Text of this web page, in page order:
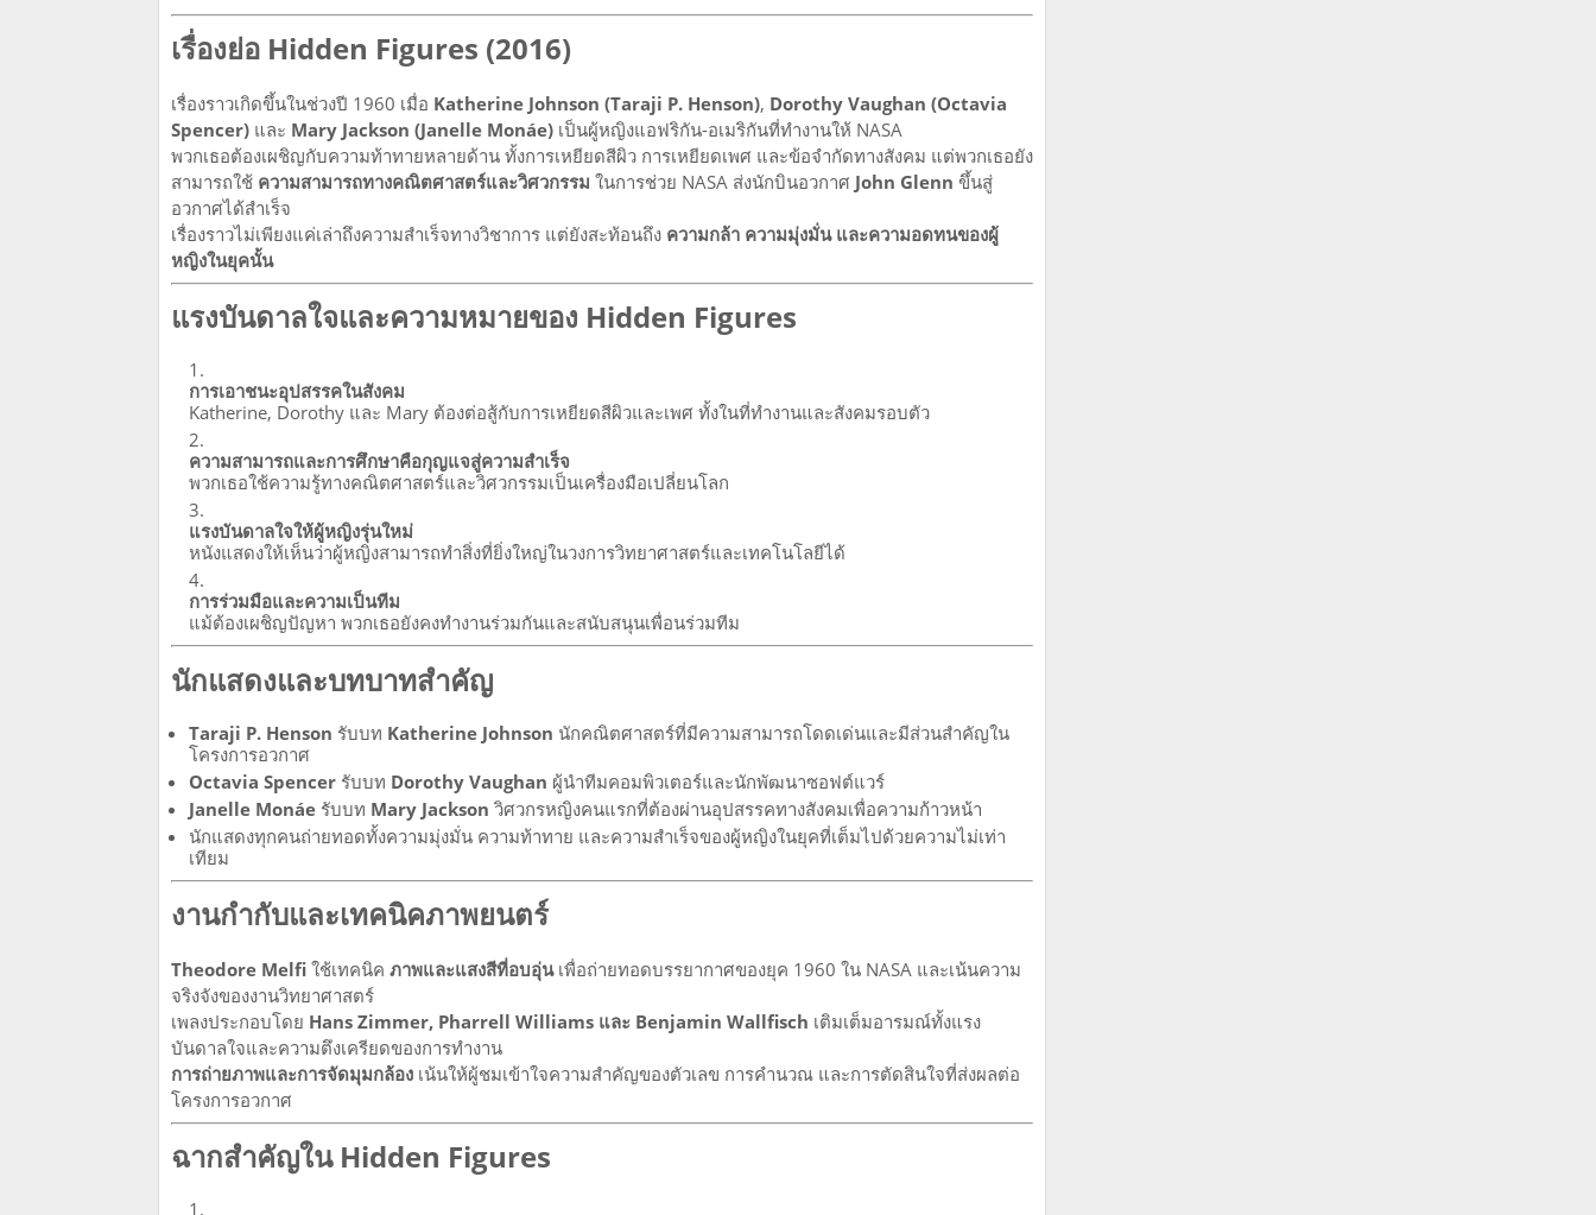
เรื่องย่อ Hidden Figures (2016)
เรื่องราวเกิดขึ้นในช่วงปี 1960 เมื่อ Katherine Johnson (Taraji P. Henson), Dorothy Vaughan (Octavia
Spencer) และ Mary Jackson (Janelle Monáe) เป็นผู้หญิงแอฟริกัน-อเมริกันที่ทำงานให้ NASA
พวกเธอต้องเผชิญกับความท้าทายหลายด้าน ทั้งการเหยียดสีผิว การเหยียดเพศ และข้อจำกัดทางสังคม แต่พวกเธอยัง
สามารถใช้ ความสามารถทางคณิตศาสตร์และวิศวกรรม ในการช่วย NASA ส่งนักบินอวกาศ John Glenn ขึ้นสู่
อวกาศได้สำเร็จ
เรื่องราวไม่เพียงแค่เล่าถึงความสำเร็จทางวิชาการ แต่ยังสะท้อนถึง ความกล้า ความมุ่งมั่น และความอดทนของผู้
หญิงในยุคนั้น
แรงบันดาลใจและความหมายของ Hidden Figures
การเอาชนะอุปสรรคในสังคม
Katherine, Dorothy และ Mary ต้องต่อสู้กับการเหยียดสีผิวและเพศ ทั้งในที่ทำงานและสังคมรอบตัว
ความสามารถและการศึกษาคือกุญแจสู่ความสำเร็จ
พวกเธอใช้ความรู้ทางคณิตศาสตร์และวิศวกรรมเป็นเครื่องมือเปลี่ยนโลก
แรงบันดาลใจให้ผู้หญิงรุ่นใหม่
หนังแสดงให้เห็นว่าผู้หญิงสามารถทำสิ่งที่ยิ่งใหญ่ในวงการวิทยาศาสตร์และเทคโนโลยีได้
การร่วมมือและความเป็นทีม
แม้ต้องเผชิญปัญหา พวกเธอยังคงทำงานร่วมกันและสนับสนุนเพื่อนร่วมทีม
นักแสดงและบทบาทสำคัญ
Taraji P. Henson รับบท Katherine Johnson นักคณิตศาสตร์ที่มีความสามารถโดดเด่นและมีส่วนสำคัญใน
โครงการอวกาศ
Octavia Spencer รับบท Dorothy Vaughan ผู้นำทีมคอมพิวเตอร์และนักพัฒนาซอฟต์แวร์
Janelle Monáe รับบท Mary Jackson วิศวกรหญิงคนแรกที่ต้องผ่านอุปสรรคทางสังคมเพื่อความก้าวหน้า
นักแสดงทุกคนถ่ายทอดทั้งความมุ่งมั่น ความท้าทาย และความสำเร็จของผู้หญิงในยุคที่เต็มไปด้วยความไม่เท่า
เทียม
งานกำกับและเทคนิคภาพยนตร์
Theodore Melfi ใช้เทคนิค ภาพและแสงสีที่อบอุ่นเพื่อถ่ายทอดบรรยากาศของยุค 1960 ใน NASA และเน้นความ
จริงจังของงานวิทยาศาสตร์
เพลงประกอบโดย Hans Zimmer, Pharrell Williams และ Benjamin Wallfisch เติมเต็มอารมณ์ทั้งแรง
บันดาลใจและความตึงเครียดของการทำงาน
การถ่ายภาพและการจัดมุมกล้อง เน้นให้ผู้ชมเข้าใจความสำคัญของตัวเลข การคำนวณ และการตัดสินใจที่ส่งผลต่อ
โครงการอวกาศ
ฉากสำคัญใน Hidden Figures